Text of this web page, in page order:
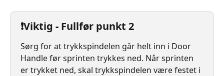
❗️Viktig - Fullfør punkt 2
Sørg for at trykkspindelen går helt inn i Door
Handle før sprinten trykkes ned. Når sprinten
er trykket ned, skal trykkspindelen være festet i